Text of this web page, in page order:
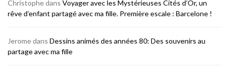
Christophedans Voyager avec les Mystérieuses Cités d’Or, un
rêve d’enfant partagé avec ma fille. Première escale : Barcelone !
Jeromedans Dessins animés des années 80: Des souvenirs au
partage avec ma fille